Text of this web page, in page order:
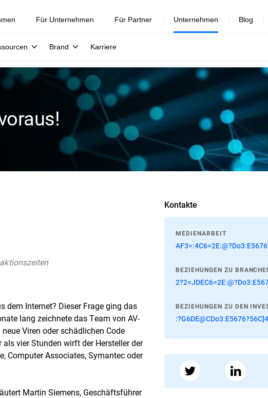
Für Unternehmen Für Partner Unternehmen
Brand Karriere
Blog
dem Internet? Dieser Frage ging das
lang zeichnete das Team von AV-
Viren oder schädlichen Code
vier Stunden wirft der Hersteller der
Computer Associates, Symantec oder
Martin Siemens, Geschäftsführer
Kontakte
MEDIENARBEIT
BEZIEHUNGEN ZU
BEZIEHUNGEN ZU DEN